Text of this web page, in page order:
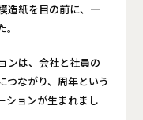
造紙を目の前に、一
ンは、会社と社員の
つながり、周年という
ションが生まれまし